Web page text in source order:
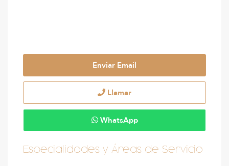
Enviar Email
Llamar
WhatsApp
Especialidades y Áreas de Servicio